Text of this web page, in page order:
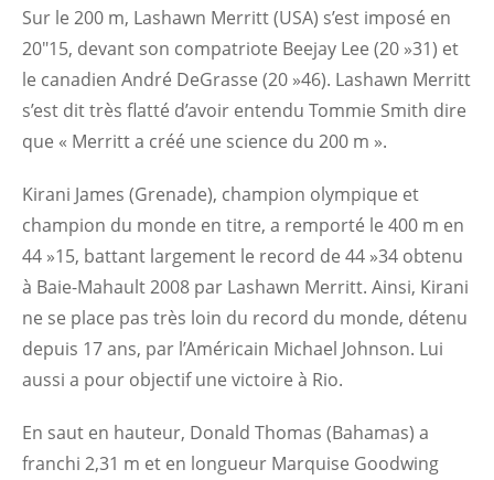
Sur le 200 m, Lashawn Merritt (USA) s’est imposé en
20″15, devant son compatriote Beejay Lee (20 »31) et
le canadien André DeGrasse (20 »46). Lashawn Merritt
s’est dit très flatté d’avoir entendu Tommie Smith dire
que « Merritt a créé une science du 200 m ».
Kirani James (Grenade), champion olympique et
champion du monde en titre, a remporté le 400 m en
44 »15, battant largement le record de 44 »34 obtenu
à Baie-Mahault 2008 par Lashawn Merritt. Ainsi, Kirani
ne se place pas très loin du record du monde, détenu
depuis 17 ans, par l’Américain Michael Johnson. Lui
aussi a pour objectif une victoire à Rio.
En saut en hauteur, Donald Thomas (Bahamas) a
franchi 2,31 m et en longueur Marquise Goodwing